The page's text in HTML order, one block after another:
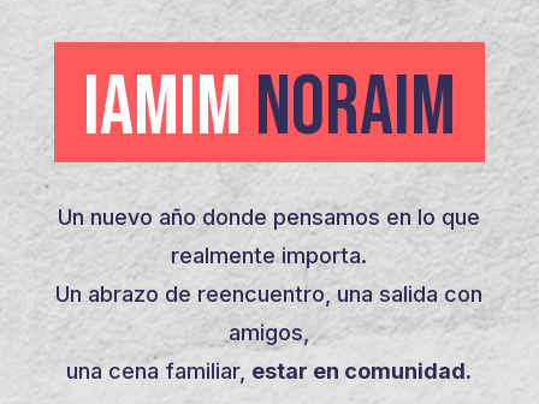
IAMIM NORAIM
Un nuevo año donde pensamos en lo que
realmente importa.
Un abrazo de reencuentro, una salida con
amigos,
una cena familiar, estar en comunidad.